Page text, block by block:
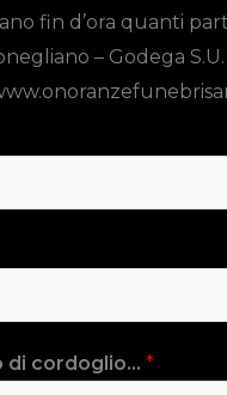
fin d’ora quanti
– Godega
di cordoglio... *